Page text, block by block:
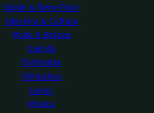
Saúde & Bem-Estar
Lifestyle & Cultura
Moda & Beleza
Opinião
Entrevista
Obituários
Livros
Música